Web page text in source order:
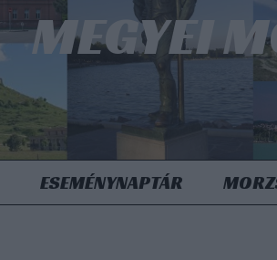
MEGYEI
ESEMÉNYNAPTÁR